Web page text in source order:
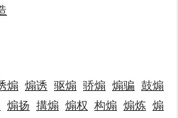
煽 煽诱 驱煽 骄煽 煽骗 鼓煽
煽扬 搆煽 煽权 构煽 煽炼 煽